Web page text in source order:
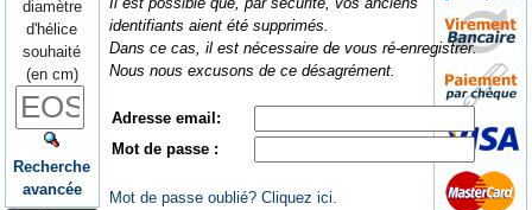
diamètre
d'hélice
souhaité
(en cm)
Recherche
avancée
identifiants aient été supprimés.
Dans ce cas, il est nécessaire de vous ré-enregistrer.
Nous nous excusons de ce désagrément.
Adresse email:
Mot de passe :
Mot de passe oublié? Cliquez ici.